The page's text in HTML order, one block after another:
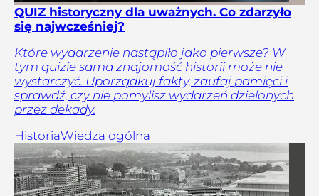
QUIZ historyczny dla uważnych. Co zdarzyło
się najwcześniej?
Które wydarzenie nastąpiło jako pierwsze? W
tym quizie sama znajomość historii może nie
wystarczyć. Uporządkuj fakty, zaufaj pamięci i
sprawdź, czy nie pomylisz wydarzeń dzielonych
przez dekady.
HistoriaWiedza ogólna